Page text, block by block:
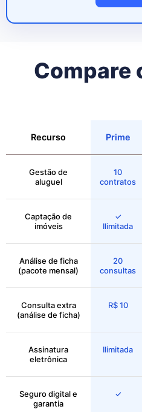
Compare
Recurso Prime
Gestão de
aluguel
10
contratos
Captação de
imóveis
✓
Ilimitada
Análise de ficha
(pacote mensal)
20
consultas
Consulta extra
(análise de ficha)
R$ 10
Assinatura
eletrônica
Ilimitada
Seguro digital e
garantia
✓